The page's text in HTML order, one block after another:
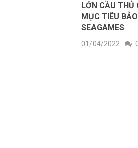
LỚN CẦU THỦ
MỤC TIÊU
SEAGAMES
01/04/2022